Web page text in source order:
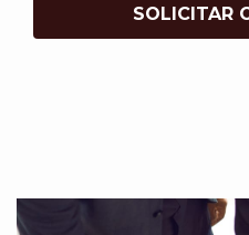
SOLICITAR